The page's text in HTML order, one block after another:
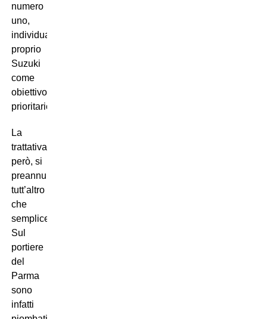
numero
uno,
individuando
proprio
Suzuki
come
obiettivo
prioritario.
La
trattativa,
però, si
preannuncia
tutt’altro
che
semplice.
Sul
portiere
del
Parma
sono
infatti